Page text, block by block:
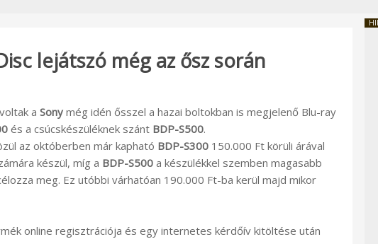
lejátszó még az ősz során
a Sony még idén ősszel a hazai boltokban is megjelenő Blu-ray
és a csúcskészüléknek szánt BDP-S500.
az októberben már kapható BDP-S300 150.000 Ft körüli árával
készül, míg a BDP-S500 a készülékkel szemben magasabb
meg. Ez utóbbi várhatóan 190.000 Ft-ba kerül majd mikor
online regisztrációja és egy internetes kérdőív kitöltése után